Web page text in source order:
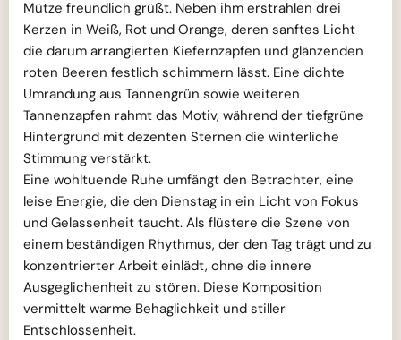
Mütze freundlich grüßt. Neben ihm erstrahlen drei
Kerzen in Weiß, Rot und Orange, deren sanftes Licht
die darum arrangierten Kiefernzapfen und glänzenden
roten Beeren festlich schimmern lässt. Eine dichte
Umrandung aus Tannengrün sowie weiteren
Tannenzapfen rahmt das Motiv, während der tiefgrüne
Hintergrund mit dezenten Sternen die winterliche
Stimmung verstärkt.
Eine wohltuende Ruhe umfängt den Betrachter, eine
leise Energie, die den Dienstag in ein Licht von Fokus
und Gelassenheit taucht. Als flüstere die Szene von
einem beständigen Rhythmus, der den Tag trägt und zu
konzentrierter Arbeit einlädt, ohne die innere
Ausgeglichenheit zu stören. Diese Komposition
vermittelt warme Behaglichkeit und stiller
Entschlossenheit.